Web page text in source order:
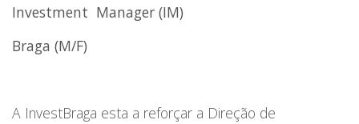
Investment Manager (IM)
Braga (M/F)
A InvestBraga esta a reforçar a Direção de